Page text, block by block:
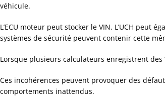
véhicule.
L’ECU moteur peut stocker le VIN. L’UCH
systèmes de sécurité peuvent contenir cette
Lorsque plusieurs calculateurs enregistrent
Ces incohérences peuvent provoquer des
comportements inattendus.